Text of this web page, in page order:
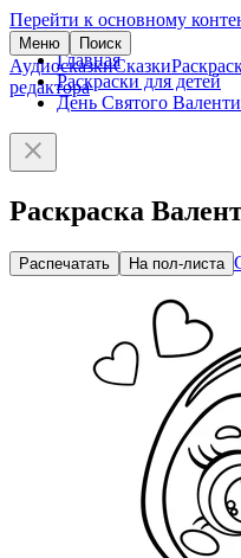
Перейти к основному
Меню Поиск
АудиосказкиСказки
редактора
Главная
Раскраски для детей
День Святого
Раскраска
Распечатать На пол-листа